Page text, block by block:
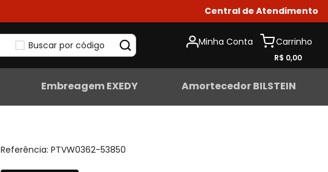
Central de Atendimento
Buscar por código Minha Conta
R$ 0,00
Embreagem EXEDY Amortecedor BILSTEIN
Referência:PTVW0362-53850